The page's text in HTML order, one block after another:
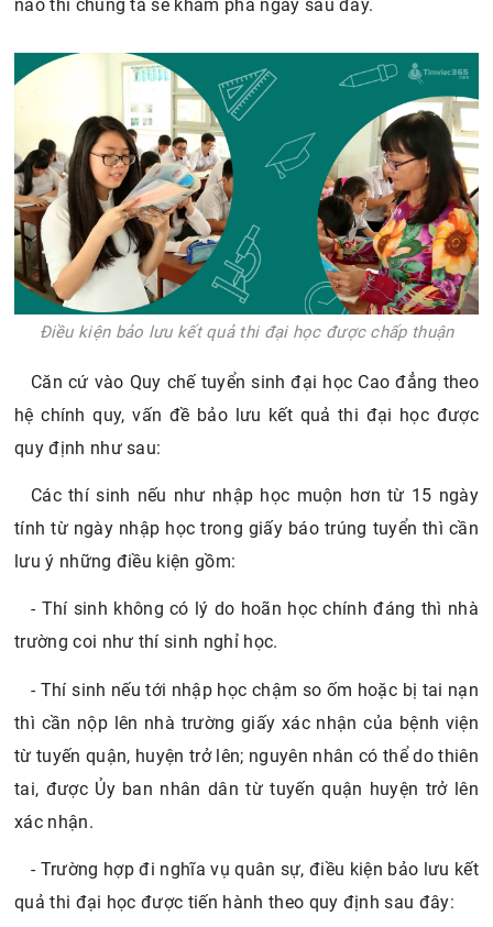
nào thì chúng ta sẽ khám phá ngay sau đây.
Điều kiện bảo lưu kết quả thi đại học được chấp thuận
Căn cứ vào Quy chế tuyển sinh đại học Cao đẳng theo
hệ chính quy, vấn đề bảo lưu kết quả thi đại học được
quy định như sau:
Các thí sinh nếu như nhập học muộn hơn từ 15 ngày
tính từ ngày nhập học trong giấy báo trúng tuyển thì cần
lưu ý những điều kiện gồm:
- Thí sinh không có lý do hoãn học chính đáng thì nhà
trường coi như thí sinh nghỉ học.
- Thí sinh nếu tới nhập học chậm so ốm hoặc bị tai nạn
thì cần nộp lên nhà trường giấy xác nhận của bệnh viện
từ tuyến quận, huyện trở lên; nguyên nhân có thể do thiên
tai, được Ủy ban nhân dân từ tuyến quận huyện trở lên
xác nhận.
- Trường hợp đi nghĩa vụ quân sự, điều kiện bảo lưu kết
quả thi đại học được tiến hành theo quy định sau đây: